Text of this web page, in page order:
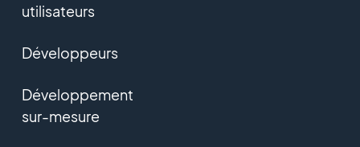
utilisateurs
Développeurs
Développement
sur-mesure